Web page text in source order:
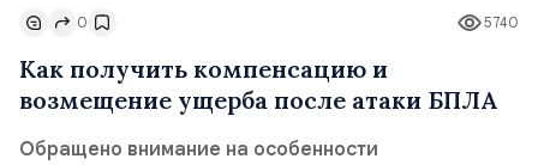
5740
0
Как получить компенсацию и
возмещение ущерба после атаки БПЛА
Обращено внимание на особенности